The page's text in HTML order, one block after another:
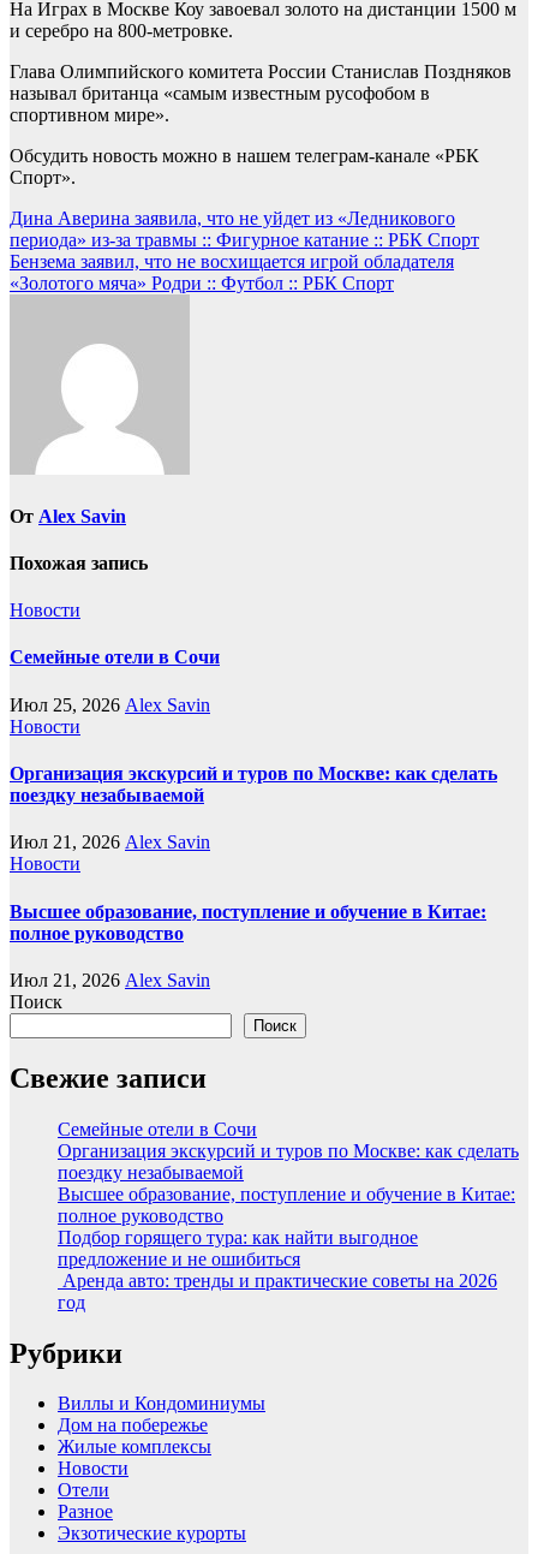
На Играх в Москве Коу завоевал золото на дистанции 1500 м
и серебро на 800-метровке.
Глава Олимпийского комитета России Станислав Поздняков
называл британца «самым известным русофобом в
спортивном мире».
Обсудить новость можно в нашем телеграм-канале «РБК
Спорт».
Навигация
по
записям
Дина Аверина заявила, что не уйдет из «Ледникового
периода» из-за травмы :: Фигурное катание :: РБК Спорт
Бензема заявил, что не восхищается игрой обладателя
«Золотого мяча» Родри :: Футбол :: РБК Спорт
От Alex Savin
Похожая запись
Новости
Семейные отели в Сочи
Июл 25, 2026 Alex Savin
Новости
Организация экскурсий и туров по Москве: как сделать
поездку незабываемой
Июл 21, 2026 Alex Savin
Новости
Высшее образование, поступление и обучение в Китае:
полное руководство
Июл 21, 2026 Alex Savin
Поиск
Поиск
Свежие записи
Семейные отели в Сочи
Организация экскурсий и туров по Москве: как сделать
поездку незабываемой
Высшее образование, поступление и обучение в Китае:
полное руководство
Подбор горящего тура: как найти выгодное
предложение и не ошибиться
Аренда авто: тренды и практические советы на 2026
год
Рубрики
Виллы и Кондоминиумы
Дом на побережье
Жилые комплексы
Новости
Отели
Разное
Экзотические курорты